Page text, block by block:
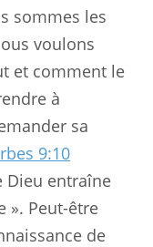
sommes les
voulons
et comment le
à
sa
9:10
Dieu entraîne
». Peut-être
de